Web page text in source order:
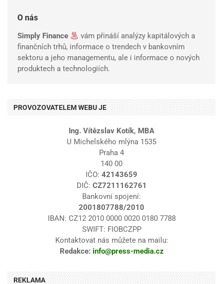
O nás
Simply Finance
vám přináší analýzy kapitálových a
finančních trhů, informace o trendech v bankovním
sektoru a jeho managementu, ale i informace o nových
produktech a technologiích.
PROVOZOVATELEM WEBU JE
Ing. Vítězslav Kotík, MBA
U Michelského mlýna 1535
Praha 4
140 00
IČO: 42143659
DIČ: CZ7211162761
Bankovní spojení:
2001807788/2010
IBAN: CZ12 2010 0000 0020 0180 7788
SWIFT: FIOBCZPP
Kontaktovat nás můžete na mailu:
Redakce: info@press-media.cz
REKLAMA